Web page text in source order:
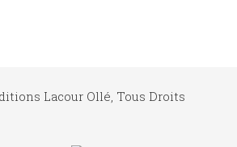
Lacour Ollé, Tous Droits